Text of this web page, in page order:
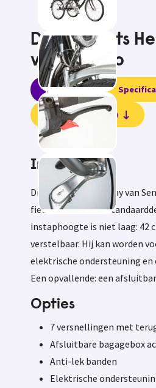
Driewielfiets
van Senzup
Informatie
Beoordelingen (0)
Informatie
Driewielfiets Headway van
fiets die door elke
instaphoogte is niet laag: 42
verstelbaar. Hij kan worden
elektrische ondersteuning en
Een opvallende: een
Opties
7 versnellingen met
Afsluitbare bagagebox
Anti-lek banden
Elektrische